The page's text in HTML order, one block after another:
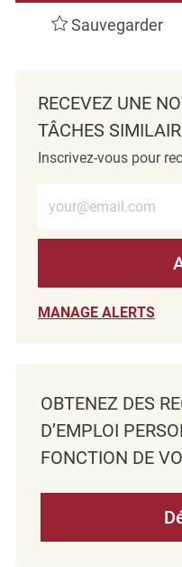
Sauvegarder
RECEVEZ UNE
TÂCHES
Inscrivez-vous pour
MANAGE ALERTS
OBTENEZ DES
D’EMPLOI
FONCTION DE